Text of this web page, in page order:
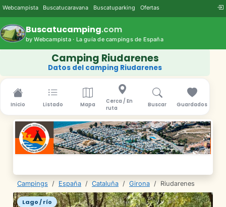
Webcampista Buscatucaravana Buscatuparking Ofertas
Buscatucamping.com
by Webcampista · La guía de campings de España
Camping Riudarenes
Datos del camping Riudarenes
Inicio Listado Mapa
Cerca / En
ruta
Buscar Guardados
Campings / España / Cataluña / Girona / Riudarenes
Lago / río